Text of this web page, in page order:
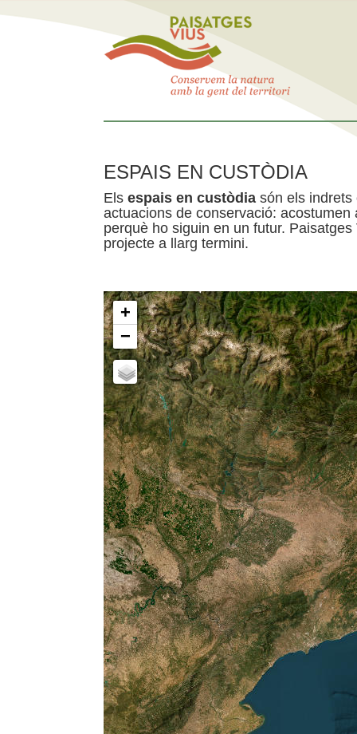
ESPAIS EN CUSTÒDIA
Els espais en custòdia són els indrets
actuacions de conservació:
perquè ho siguin en un futur.
projecte a llarg termini.
+
−